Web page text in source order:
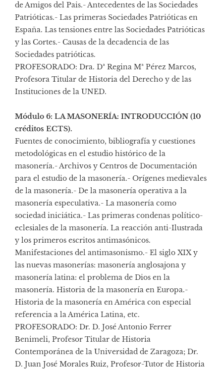
de Amigos del Pais.- Antecedentes de las Sociedades
Patrióticas.- Las primeras Sociedades Patrióticas en
España. Las tensiones entre las Sociedades Patrióticas
y las Cortes.- Causas de la decadencia de las
Sociedades patrióticas.
PROFESORADO: Dra. Dª Regina Mª Pérez Marcos,
Profesora Titular de Historia del Derecho y de las
Instituciones de la UNED.
Módulo 6: LA MASONERÍA: INTRODUCCIÓN (10
créditos ECTS).
Fuentes de conocimiento, bibliografía y cuestiones
metodológicas en el estudio histórico de la
masonería.- Archivos y Centros de Documentación
para el estudio de la masonería.- Orígenes medievales
de la masonería.- De la masonería operativa a la
masonería especulativa.- La masonería como
sociedad iniciática.- Las primeras condenas político-
eclesiales de la masonería. La reacción anti-Ilustrada
y los primeros escritos antimasónicos.
Manifestaciones del antimasonismo.- El siglo XIX y
las nuevas masonerías: masonería anglosajona y
masonería latina: el problema de Dios en la
masonería. Historia de la masonería en Europa.-
Historia de la masonería en América con especial
referencia a la América Latina, etc.
PROFESORADO: Dr. D. José Antonio Ferrer
Benimeli, Profesor Titular de Historia
Contemporánea de la Universidad de Zaragoza; Dr.
D. Juan José Morales Ruiz, Profesor-Tutor de Historia